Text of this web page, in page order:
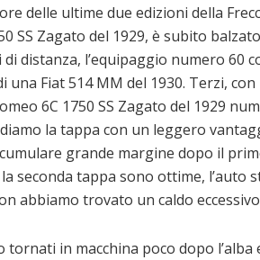
delle ultime due edizioni della
SS Zagato del 1929, è subito
distanza, l’equipaggio numero 60
una Fiat 514 MM del 1930. Terzi,
6C 1750 SS Zagato del 1929
la tappa con un leggero
grande margine dopo il
seconda tappa sono ottime, l’auto
abbiamo trovato un caldo
tornati in macchina poco dopo